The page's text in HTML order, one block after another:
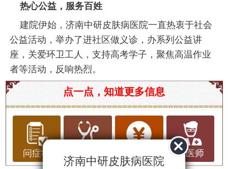
热心公益，服务百姓
建院伊始，济南中研皮肤病医院一直热衷于社会
公益活动，举办了进社区做义诊，办系列公益讲
座，关爱环卫工人，支持高考学子，聚焦高温作业
者等活动，反响热烈。
中医视角下的黄褐斑：病因与调理方法
黄褐斑是一种常见的皮肤问题，尤其在女性中较为
多见。中医将其称为“肝斑”或“肝肾虚斑”，认为其与
肝肾功能失调密切相关。黄褐斑的出现不仅影响美
观，还可能反映出身体内在的健康问题。因此，想
要彻底去除黄褐斑，需要从病因入手，结合中医理
点一点，知道更多信息
问症状 问医师
济南中研皮肤病医院